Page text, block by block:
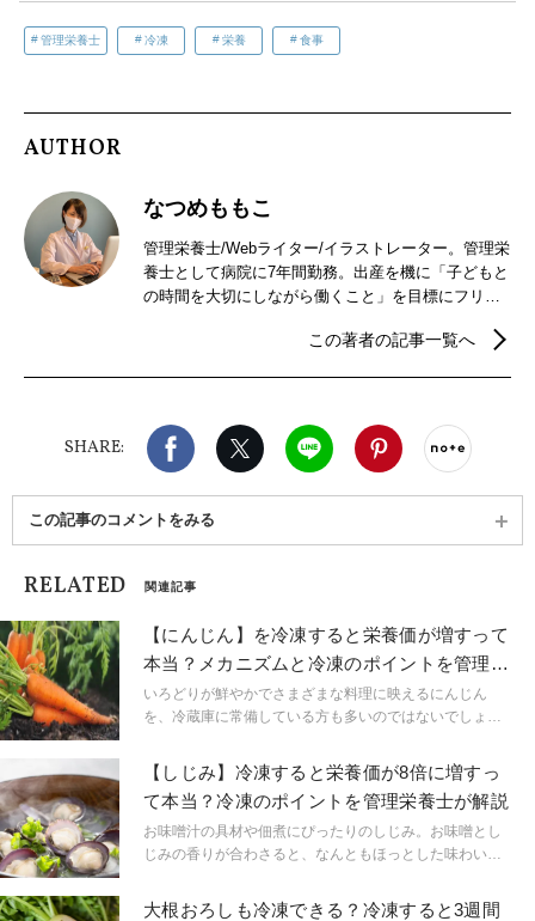
管理栄養士 冷凍 栄養 食事
AUTHOR
なつめももこ
管理栄養士/Webライター/イラストレーター。管理栄
養士として病院に7年間勤務。出産を機に「子どもと
の時間を大切にしながら働くこと」を目標にフリー
動開始。現在は栄養に関する記事を執筆するほか、
この著者の記事一覧へ
SHARE:
Facebook X（旧twitter）
LINE Pinterest
この記事のコメントをみる
RELATED 関連記事
【にんじん】を冷凍すると栄養価が増すって
本当？メカニズムと冷凍のポイントを管理栄
養士が解説
いろどりが鮮やかでさまざまな料理に映えるにんじん
を、冷蔵庫に常備している方も多いのではないでしょう
ですよね。今回は冷凍したにんじんの栄養価や冷凍時・
解凍時の注意点についてお伝えします。
【しじみ】冷凍すると栄養価が8倍に増すっ
て本当？冷凍のポイントを管理栄養士が解説
お味噌汁の具材や佃煮にぴったりのしじみ。お味噌とし
じみの香りが合わさると、なんともほっとした味わいに
「しじみの冷凍」についてご紹介します。
大根おろしも冷凍できる？冷凍すると3週間